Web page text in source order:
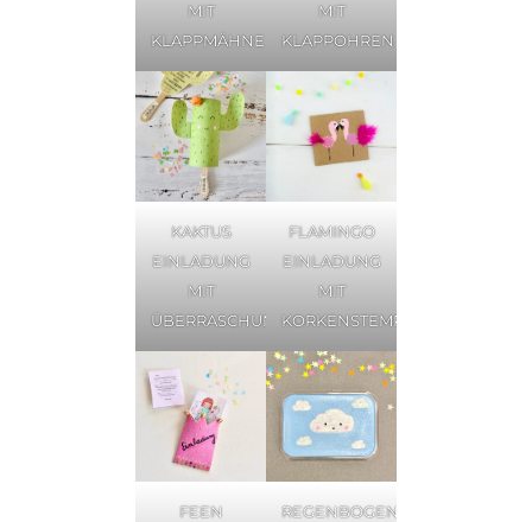
MIT
KLAPPMÄHNE
MIT
KLAPPOHREN
KAKTUS
EINLADUNG
MIT
ÜBERRASCHUNG
FLAMINGO
EINLADUNG
MIT
KORKENSTEMPEL
FEEN
REGENBOGEN